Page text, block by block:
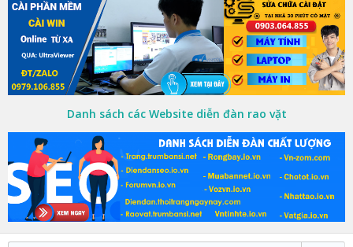
Danh sách các Website diễn đàn rao vặt